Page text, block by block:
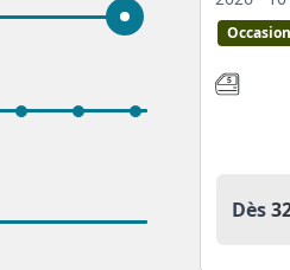
Occasion
Dès